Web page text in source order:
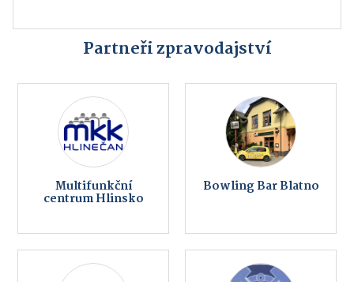
Partneři zpravodajství
Multifunkční
centrum Hlinsko
Bowling Bar Blatno